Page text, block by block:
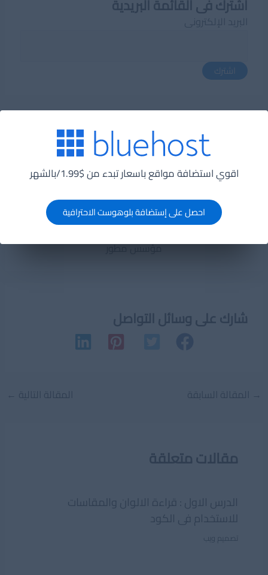
اقوي استضافة مواقع باسعار تبدء من $1.99/بالشهر
احصل على إستضافة بلوهوست الاحترافية
اشترك فى القائمة البريدية
اشترك
عن الكاتب
Amr AbdElkarem
مؤسس مطور
شارك على وسائل التواصل
Post
→ المقالة السابقة المقالة التالية ←
مقالات متعلقة
الدرس الاول : قراءة الالوان والمقاسات
للاستخدام فى الكود
تصميم ويب